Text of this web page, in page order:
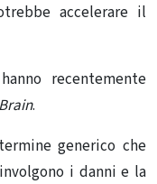
accelerare il
recentemente
Brain.
generico che
i danni e la